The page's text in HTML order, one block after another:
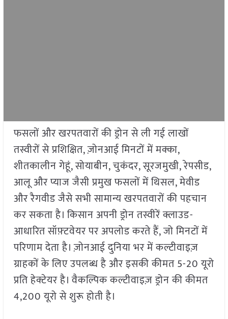
फसलों और खरपतवारों की ड्रोन से ली गई लाखों
तस्वीरों से प्रशिक्षित, ज़ोनआई मिनटों में मक्का,
शीतकालीन गेहूं, सोयाबीन, चुकंदर, सूरजमुखी, रेपसीड,
आलू और प्याज जैसी प्रमुख फसलों में थिसल, मेवीड
और रैगवीड जैसे सभी सामान्य खरपतवारों की पहचान
कर सकता है। किसान अपनी ड्रोन तस्वीरें क्लाउड-
आधारित सॉफ़्टवेयर पर अपलोड करते हैं, जो मिनटों में
परिणाम देता है। ज़ोनआई दुनिया भर में कल्टीवाइज़
ग्राहकों के लिए उपलब्ध है और इसकी कीमत 5-20 यूरो
प्रति हेक्टेयर है। वैकल्पिक कल्टीवाइज़ ड्रोन की कीमत
4,200 यूरो से शुरू होती है।